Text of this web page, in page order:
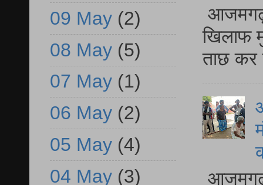
आजमगढ़
खिलाफ
ताछ कर
आजमगढ़
09 May (2)
08 May (5)
07 May (1)
06 May (2)
05 May (4)
04 May (3)